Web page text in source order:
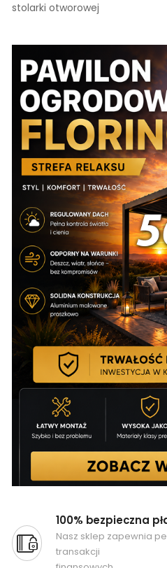
stolarki otworowej
100% bezpieczna
Nasz sklep zapewnia
transakcji